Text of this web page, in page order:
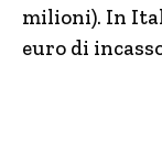
milioni). In
euro di